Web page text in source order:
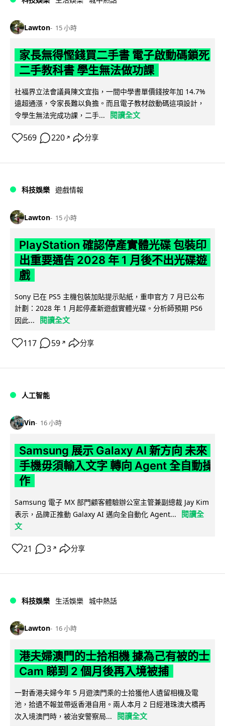
Lawton 15 小時
家長無得慳錢買二手書 電子啟動碼鎖死
二手教科書 學生無法做功課
社福界立法會議員陳文宜指，一間中學書單價錢按年加 14.7%
遠超通漲，令家長難以負擔。而且電子教材啟動碼這項設計，
令學生無法完成功課，二手...
閱讀全文
569 220 ↗ 分享
科技娛樂 遊戲情報
Lawton 15 小時
PlayStation 確認停產實體光碟 包裝印
出重要通告 2028 年 1 月後不出光碟遊
戲
Sony 已在 PS5 主機包裝加貼提示貼紙，重申官方 7 月已公布
計劃：2028 年 1 月起停產新遊戲實體光碟。分析師預期 PS6
因此...
閱讀全文
117 59 ↗ 分享
人工智能
Vin 16 小時
Samsung 展示 Galaxy AI 新方向 未來
手機毋須輸入文字 轉向 Agent 全自動操
作
Samsung 電子 MX 部門顧客體驗辦公室主管兼副總裁 Jay Kim
表示，品牌正推動 Galaxy AI 邁向全自動化 Agent...
閱讀全
文
21 3 ↗ 分享
科技娛樂 生活娛樂 城中熱話
Lawton 16 小時
港夫婦澳門的士拾相機 據為己有被的士
Cam 睇到 2 個月後再入境被捕
一對香港夫婦今年 5 月遊澳門乘的士拾獲他人遺留相機及電
池，拾遺不報並帶返香港自用。兩人本月 2 日經港珠澳大橋再
次入境澳門時，被治安警察局...
閱讀全文